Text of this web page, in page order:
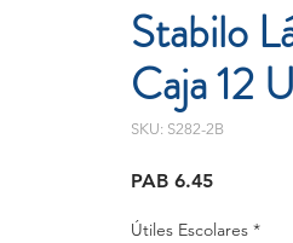
Stabilo
Caja 12
SKU: S282-2B
PAB 6.45Price
Útiles Escolares *